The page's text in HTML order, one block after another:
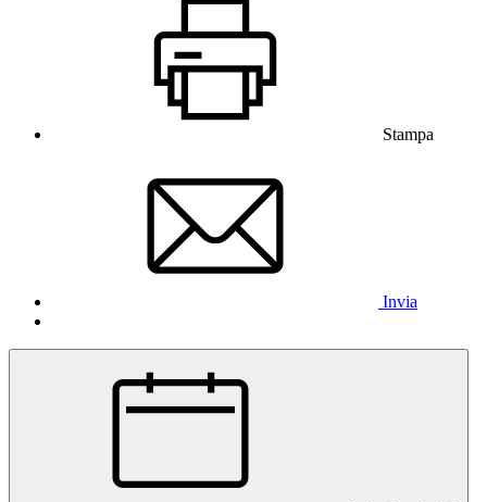
Stampa
Invia